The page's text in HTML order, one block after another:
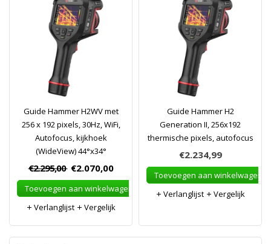
Guide Hammer H2WV met
256 x 192 pixels, 30Hz, WiFi,
Autofocus, kijkhoek
(WideView) 44°x34°
€2.295,00 €2.070,00
Toevoegen aan winkelwagen
Verlanglijst
Vergelijk
Guide Hammer H2
Generation II, 256x192
thermische pixels, autofocus
€2.234,99
Toevoegen aan winkelwagen
Verlanglijst
Vergelijk